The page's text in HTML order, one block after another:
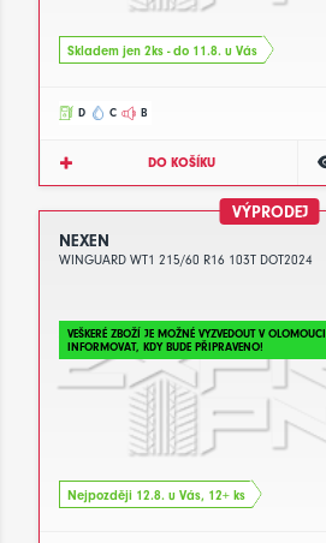
Skladem jen 2ks - do 11.8. u Vás
D C B
DO KOŠÍKU
VÝPRODEJ
NEXEN
WINGUARD WT1 215/60 R16 103T DOT2024
VEŠKERÉ ZBOŽÍ JE MOŽNÉ VYZVEDOUT V
INFORMOVAT, KDY BUDE PŘIPRAVENO!
Nejpozději 12.8. u Vás, 12+ ks